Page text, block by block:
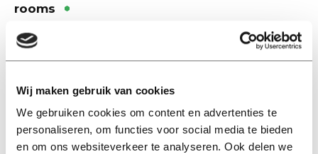
Wij maken gebruik van cookies
We gebruiken cookies om content en advertenties te
personaliseren, om functies voor social media te bieden
en om ons websiteverkeer te analyseren. Ook delen we
rooms
reporting point aims to expose
08 september 2025